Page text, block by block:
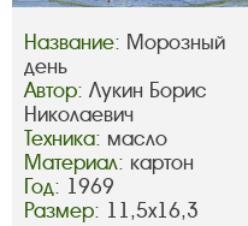
Название: Морозный
день
Автор: Лукин Борис
Николаевич
Техника: масло
Материал: картон
Год: 1969
Размер: 11,5х16,3